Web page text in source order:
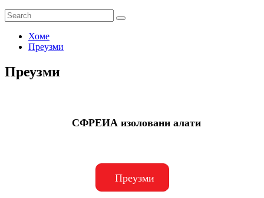
Хоме
Преузми
Преузми
СФРЕИА изоловани алати
Преузми